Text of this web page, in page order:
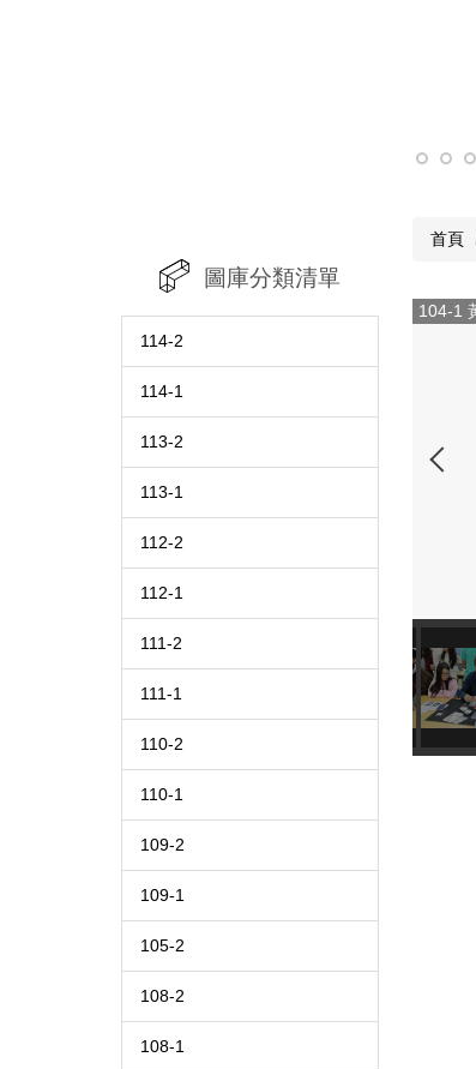
圖庫分類清單
114-2
114-1
113-2
113-1
112-2
112-1
111-2
111-1
110-2
110-1
109-2
109-1
105-2
108-2
108-1
首頁
104-1